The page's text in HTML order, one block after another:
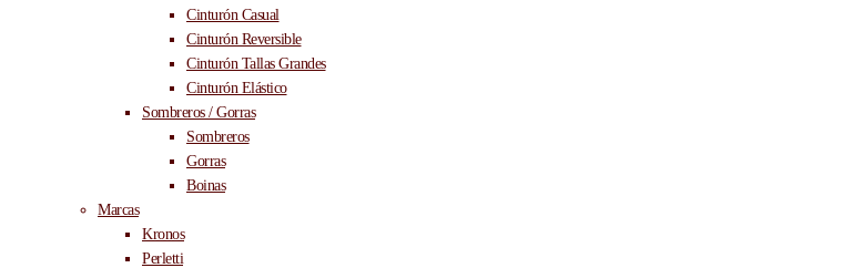
Cinturón Casual
Cinturón Reversible
Cinturón Tallas Grandes
Cinturón Elástico
Sombreros / Gorras
Sombreros
Gorras
Boinas
Marcas
Kronos
Perletti